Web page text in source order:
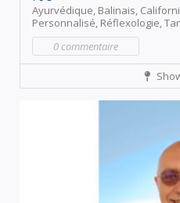
Ayurvédique, Balinais,
Personnalisé, Réflexologie,
0 commentaire